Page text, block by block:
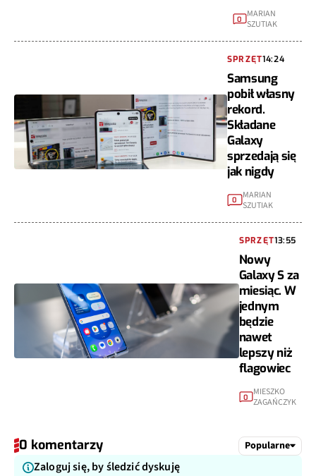
0 MARIAN
SZUTIAK
SPRZĘT14:24
Samsung
pobił własny
rekord.
Składane
Galaxy
sprzedają się
jak nigdy
0
MARIAN
SZUTIAK
SPRZĘT13:55
Nowy
Galaxy S za
miesiąc. W
jednym
będzie
nawet
lepszy niż
flagowiec
0 MIESZKO
ZAGAŃCZYK
0 komentarzy Popularne
Zaloguj się, by śledzić dyskuję